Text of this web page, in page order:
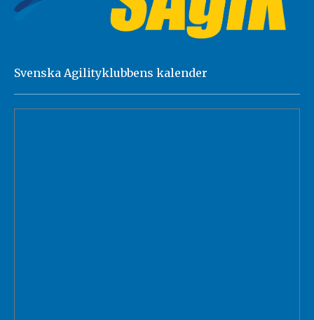
Svenska Agilityklubbens kalender